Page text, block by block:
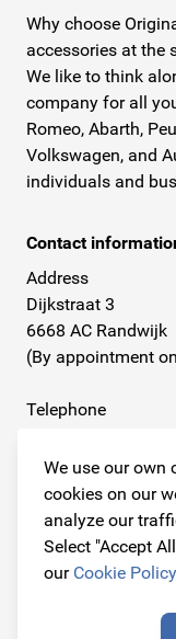
We use our own
cookies on our
analyze our
Select "Accept
our Cookie Policy
Why choose
accessories at the
We like to think
company for all
Romeo, Abarth,
Volkswagen, and
individuals and
Contact
Address
Dijkstraat 3
6668 AC Randwijk
(By appointment
Telephone
E-mail